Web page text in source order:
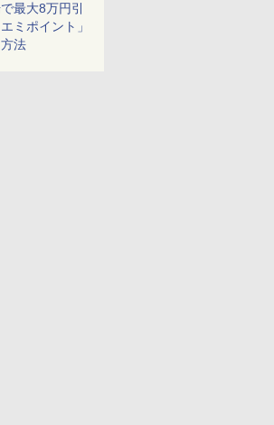
最大8万円引
ミポイント」
法